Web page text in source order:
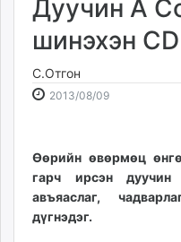
Нийслэлийн
dorgio.mn
Gogo.mn
zindaa.mn
tovch.mn
Дуучин A
шинэхэн
С.Отгон
2013/08/092013-
21:37:45
2026-
03:54:22
Өөрийн өвөрмөц
гарч ирсэн
авъяаслаг,
дүгнэдэг.